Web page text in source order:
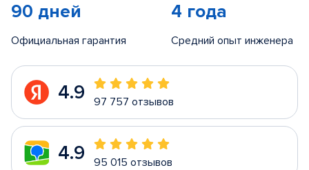
90 дней
Официальная гарантия
4 года
Средний опыт инженера
4.9 97 757 отзывов
4.9 95 015 отзывов